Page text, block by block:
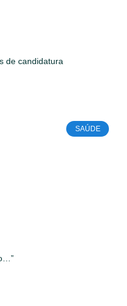
de candidatura
SAÚDE